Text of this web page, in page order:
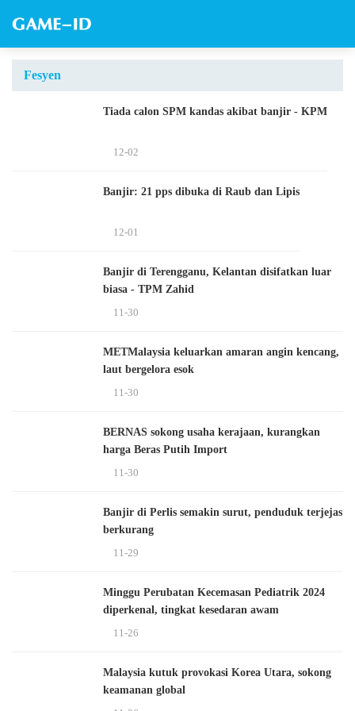
Fesyen
Tiada calon SPM kandas akibat banjir - KPM
12-02
Banjir: 21 pps dibuka di Raub dan Lipis
12-01
Banjir di Terengganu, Kelantan disifatkan luar
biasa - TPM Zahid
11-30
METMalaysia keluarkan amaran angin kencang,
laut bergelora esok
11-30
BERNAS sokong usaha kerajaan, kurangkan
harga Beras Putih Import
11-30
Banjir di Perlis semakin surut, penduduk terjejas
berkurang
11-29
Minggu Perubatan Kecemasan Pediatrik 2024
diperkenal, tingkat kesedaran awam
11-26
Malaysia kutuk provokasi Korea Utara, sokong
keamanan global